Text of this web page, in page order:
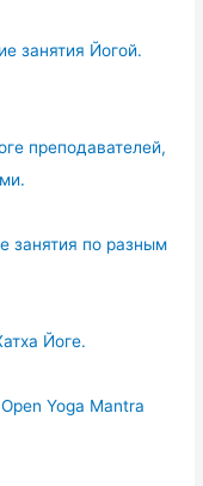
занятия Йогой.
преподавателей,
занятия по разным
Йоге.
Yoga Mantra